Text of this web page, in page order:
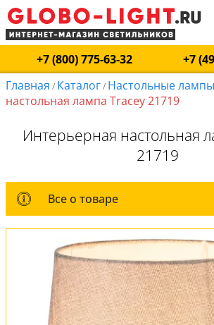
+7 (800) 775-63-32
+7
Главная / Каталог/ Настольные лампы
настольная лампа Tracey 21719
Интерьерная настольная
21719
Все о товаре
Все о товаре
Комплект лампочек
Вся коллекция